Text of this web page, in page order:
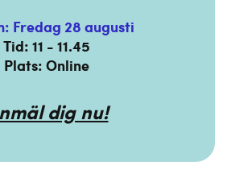
Fredag 28 augusti
Tid: 11 - 11.45
Plats: Online
dig nu!